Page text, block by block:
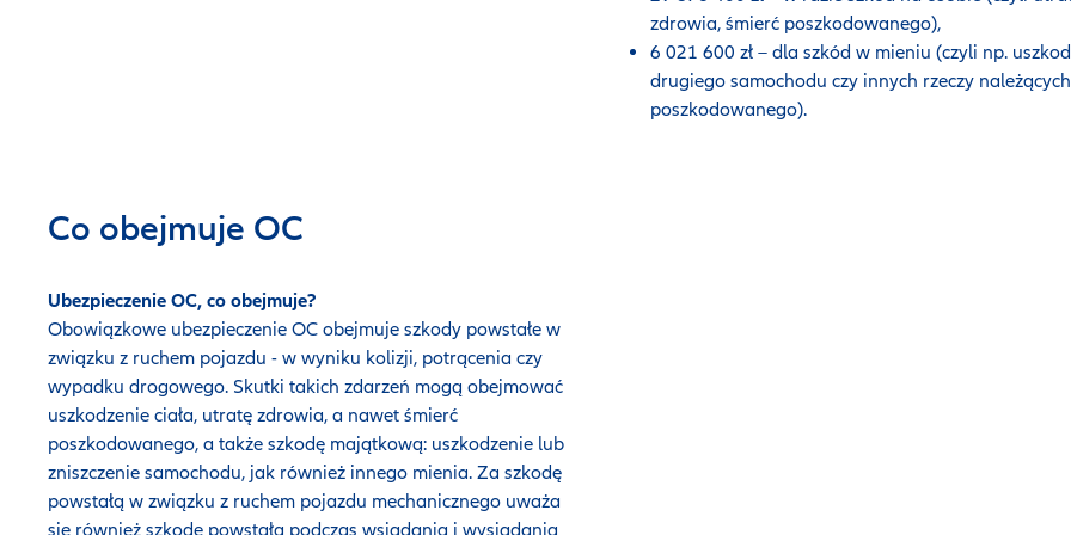
zdrowia, śmierć poszkodowanego),
6 021 600 zł – dla szkód w mieniu (czyli np.
drugiego samochodu czy innych rzeczy
poszkodowanego).
Co obejmuje OC
Ubezpieczenie OC, co obejmuje?
Obowiązkowe ubezpieczenie OC obejmuje szkody powstałe w
związku z ruchem pojazdu - w wyniku kolizji, potrącenia czy
wypadku drogowego. Skutki takich zdarzeń mogą obejmować
uszkodzenie ciała, utratę zdrowia, a nawet śmierć
poszkodowanego, a także szkodę majątkową: uszkodzenie lub
zniszczenie samochodu, jak również innego mienia. Za szkodę
powstałą w związku z ruchem pojazdu mechanicznego uważa
się również szkodę powstałą podczas wsiadania i wysiadania